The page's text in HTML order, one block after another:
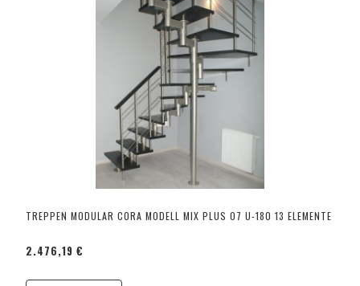
TREPPEN MODULAR CORA MODELL MIX PLUS 07 U-180 13 ELEMENTE
2.476,19 €